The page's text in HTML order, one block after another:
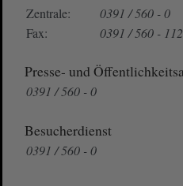
Zentrale:
0391 / 560 - 0
Fax:
0391 / 560 -
Presse- und
0391 / 560 - 0
Besucherdienst
0391 / 560 - 0